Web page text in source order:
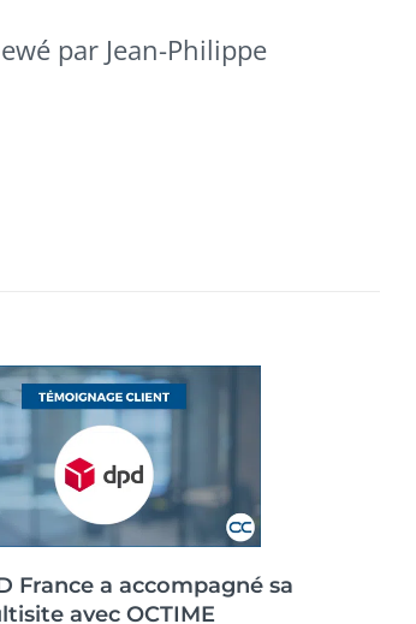
par Jean-Philippe
France a accompagné sa
avec OCTIME